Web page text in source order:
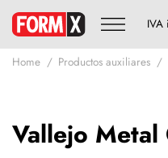
Home Productos auxiliares
Vallejo Metal